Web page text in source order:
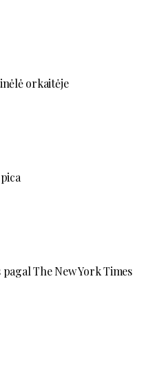
orkaitėje
The New York Times